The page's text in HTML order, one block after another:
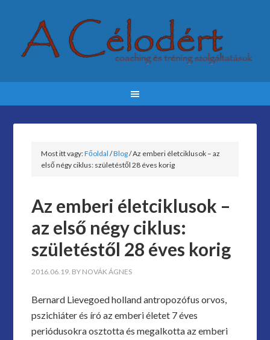
Most itt vagy:Főoldal /Blog/Az emberi életciklusok – az
első négy ciklus: születéstől 28 éves korig
Az emberi életciklusok –
az első négy ciklus:
születéstől 28 éves korig
2016.06.19. BY NOVÁK ÁGNES
Bernard Lievegoed holland antropozófus orvos,
pszichiáter és író az emberi életet 7 éves
periódusokra osztotta és megalkotta az emberi